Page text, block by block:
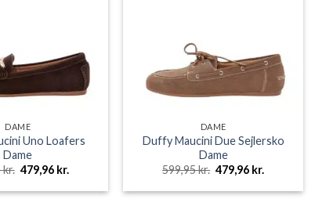
DAME
Uno Loafers
Dame
kr. Den
oprindelige
pris
479,96 kr.
pris
DAME
Duffy Maucini Due Sejlersko
Dame
599,95kr. Den
oprindelige
pris
479,96 kr.
pris